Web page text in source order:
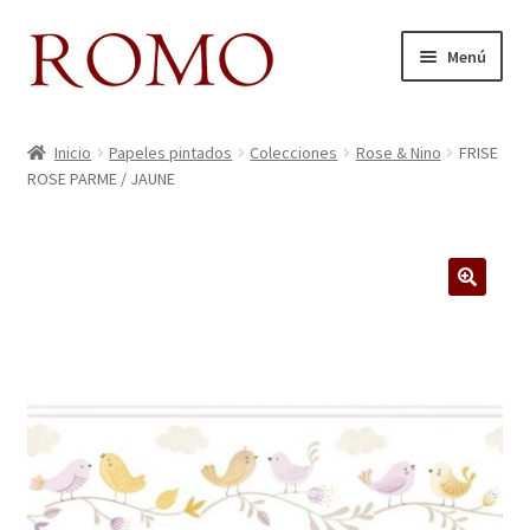
Ir
Ir
al
Menú
Aviso legal
Contacto
Donde Estamos
Inicio Papeles pintados Colecciones Rose & Nino
FRISE
ROSE PARME / JAUNE